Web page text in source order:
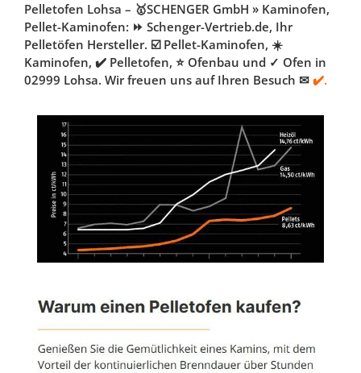
Pelletofen Lohsa – 🥇SCHENGER GmbH » Kaminofen,
Pellet-Kaminofen: ⏩ Schenger-Vertrieb.de, Ihr
Pelletöfen Hersteller. ☑️ Pellet-Kaminofen, ☀️
Kaminofen, ✔️ Pelletofen, ⭐ Ofenbau und ✓ Ofen in
02999 Lohsa. Wir freuen uns auf Ihren Besuch ✉ ✔️.